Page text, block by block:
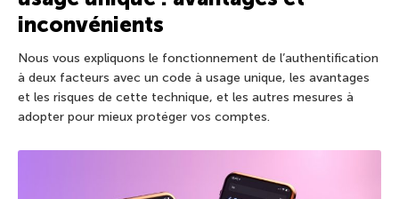
inconvénients
Nous vous expliquons le fonctionnement de l’authentification
à deux facteurs avec un code à usage unique, les avantages
et les risques de cette technique, et les autres mesures à
adopter pour mieux protéger vos comptes.